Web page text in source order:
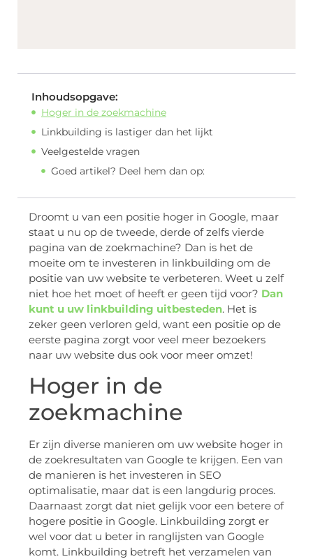
Inhoudsopgave:
Hoger in de zoekmachine
Linkbuilding is lastiger dan het lijkt
Veelgestelde vragen
Goed artikel? Deel hem dan op:
Droomt u van een positie hoger in Google, maar
staat u nu op de tweede, derde of zelfs vierde
pagina van de zoekmachine? Dan is het de
moeite om te investeren in linkbuilding om de
positie van uw website te verbeteren. Weet u zelf
niet hoe het moet of heeft er geen tijd voor? Dan
kunt u uw linkbuilding uitbesteden. Het is
zeker geen verloren geld, want een positie op de
eerste pagina zorgt voor veel meer bezoekers
naar uw website dus ook voor meer omzet!
Hoger in de
zoekmachine
Er zijn diverse manieren om uw website hoger in
de zoekresultaten van Google te krijgen. Een van
de manieren is het investeren in SEO
optimalisatie, maar dat is een langdurig proces.
Daarnaast zorgt dat niet gelijk voor een betere of
hogere positie in Google. Linkbuilding zorgt er
wel voor dat u beter in ranglijsten van Google
komt. Linkbuilding betreft het verzamelen van